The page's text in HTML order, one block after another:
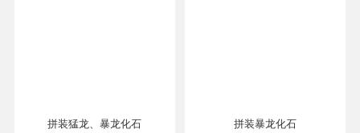
拼装猛龙、暴龙化石
拼装暴龙化石